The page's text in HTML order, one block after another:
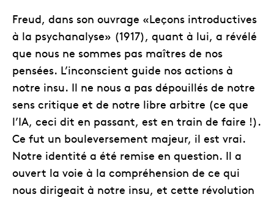
Freud, dans son ouvrage «Leçons introductives
à la psychanalyse» (1917), quant à lui, a révélé
que nous ne sommes pas maîtres de nos
pensées. L’inconscient guide nos actions à
notre insu. Il ne nous a pas dépouillés de notre
sens critique et de notre libre arbitre (ce que
l’IA, ceci dit en passant, est en train de faire !).
Ce fut un bouleversement majeur, il est vrai.
Notre identité a été remise en question. Il a
ouvert la voie à la compréhension de ce qui
nous dirigeait à notre insu, et cette révolution